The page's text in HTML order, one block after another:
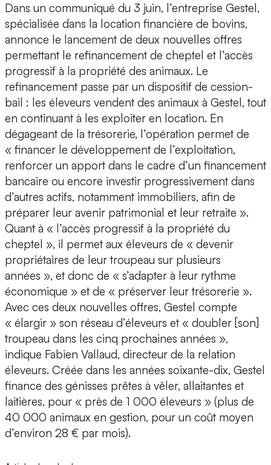
Dans un communiqué du 3 juin, l’entreprise Gestel,
spécialisée dans la location financière de bovins,
annonce le lancement de deux nouvelles offres
permettant le refinancement de cheptel et l’accès
progressif à la propriété des animaux. Le
refinancement passe par un dispositif de cession-
bail : les éleveurs vendent des animaux à Gestel, tout
en continuant à les exploiter en location. En
dégageant de la trésorerie, l’opération permet de
« financer le développement de l’exploitation,
renforcer un apport dans le cadre d’un financement
bancaire ou encore investir progressivement dans
d’autres actifs, notamment immobiliers, afin de
préparer leur avenir patrimonial et leur retraite ».
Quant à « l’accès progressif à la propriété du
cheptel », il permet aux éleveurs de « devenir
propriétaires de leur troupeau sur plusieurs
années », et donc de « s’adapter à leur rythme
économique » et de « préserver leur trésorerie ».
Avec ces deux nouvelles offres, Gestel compte
« élargir » son réseau d’éleveurs et « doubler [son]
troupeau dans les cinq prochaines années »,
indique Fabien Vallaud, directeur de la relation
éleveurs. Créée dans les années soixante-dix, Gestel
finance des génisses prêtes à vêler, allaitantes et
laitières, pour « près de 1 000 éleveurs » (plus de
40 000 animaux en gestion, pour un coût moyen
d’environ 28 € par mois).